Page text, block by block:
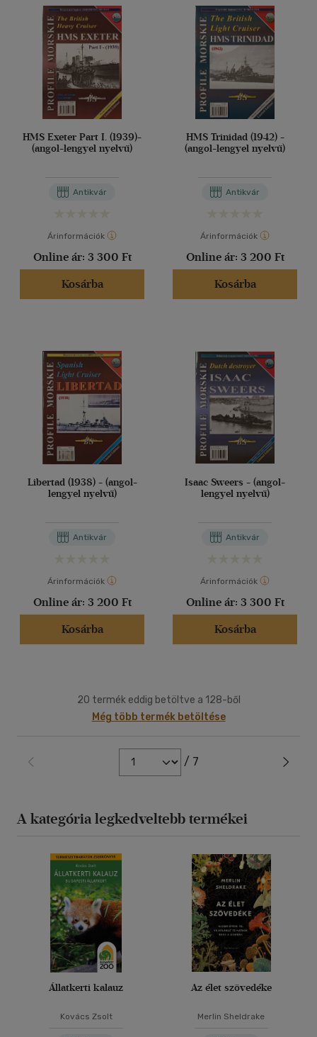
HMS Exeter Part I. (1939)-
(angol-lengyel nyelvű)
Antikvár
Árinformációk
Online ár: 3 300 Ft
Kosárba
HMS Trinidad (1942) -
(angol-lengyel nyelvű)
Antikvár
Árinformációk
Online ár: 3 200 Ft
Kosárba
Libertad (1938) - (angol-
lengyel nyelvű)
Antikvár
Árinformációk
Online ár: 3 200 Ft
Kosárba
Isaac Sweers - (angol-
lengyel nyelvű)
Antikvár
Árinformációk
Online ár: 3 300 Ft
Kosárba
20 termék eddig betöltve a 128-ből
Még több termék betöltése
/ 7
A kategória legkedveltebb termékei
Állatkerti kalauz
Kovács Zsolt
Az élet szövedéke
Merlin Sheldrake